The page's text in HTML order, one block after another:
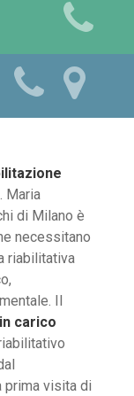
Maria
di Milano è
necessitano
riabilitativa
Il
carico
prima visita di